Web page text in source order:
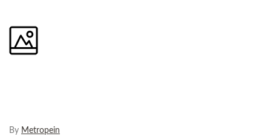
By Metropein